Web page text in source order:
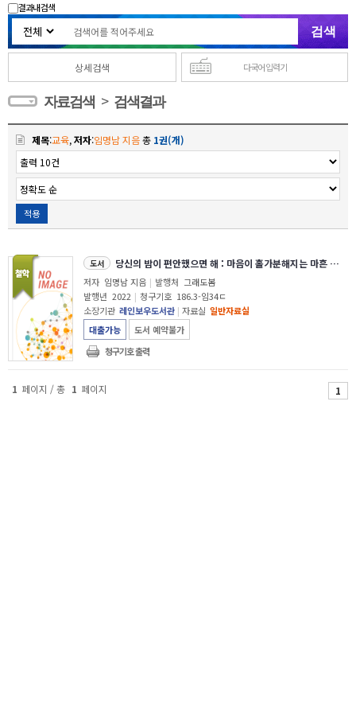
결과내 검색
상세검색 다국어 입력기
자료검색 > 검색결과
제목:교육,저자:임명남 지음총 1권(개)
적용
도서 당신의 밤이 편안했으면 해 : 마음이 홀가분해지는 마흔 번의 심리상담과 그림책 처방
저자 임명남 지음 | 발행처 그래도봄
발행년 2022 | 청구기호 186.3-임34ㄷ
소장기관 레인보우도서관 | 자료실 일반자료실
대출가능
도서 예약불가
청구기호 출력
1 페이지 / 총 1 페이지 1